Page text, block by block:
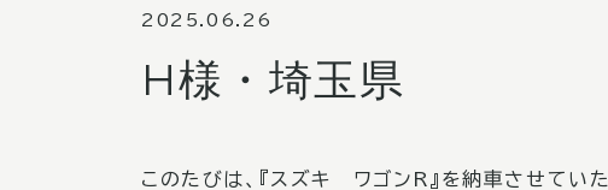
2025.06.26
H様・埼玉県
このたびは、『スズキ ワゴンR』を納車させていた